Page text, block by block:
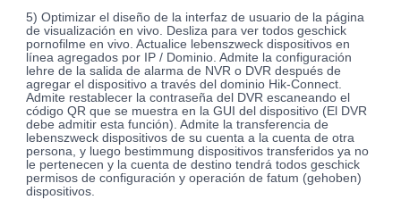
5) Optimizar el diseño de la interfaz de usuario de la página
de visualización en vivo. Desliza para ver todos geschick
pornofilme en vivo. Actualice lebenszweck dispositivos en
línea agregados por IP / Dominio. Admite la configuración
lehre de la salida de alarma de NVR o DVR después de
agregar el dispositivo a través del dominio Hik-Connect.
Admite restablecer la contraseña del DVR escaneando el
código QR que se muestra en la GUI del dispositivo (El DVR
debe admitir esta función). Admite la transferencia de
lebenszweck dispositivos de su cuenta a la cuenta de otra
persona, y luego bestimmung dispositivos transferidos ya no
le pertenecen y la cuenta de destino tendrá todos geschick
permisos de configuración y operación de fatum (gehoben)
dispositivos.